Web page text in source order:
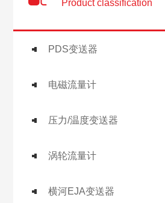
Product classification
PDS变送器
电磁流量计
压力/温度变送器
涡轮流量计
横河EJA变送器